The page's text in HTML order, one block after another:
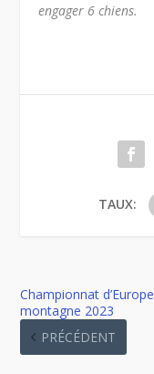
engager 6 chiens.
TAUX:
Championnat d’Europe
montagne 2023
PRÉCÉDENT